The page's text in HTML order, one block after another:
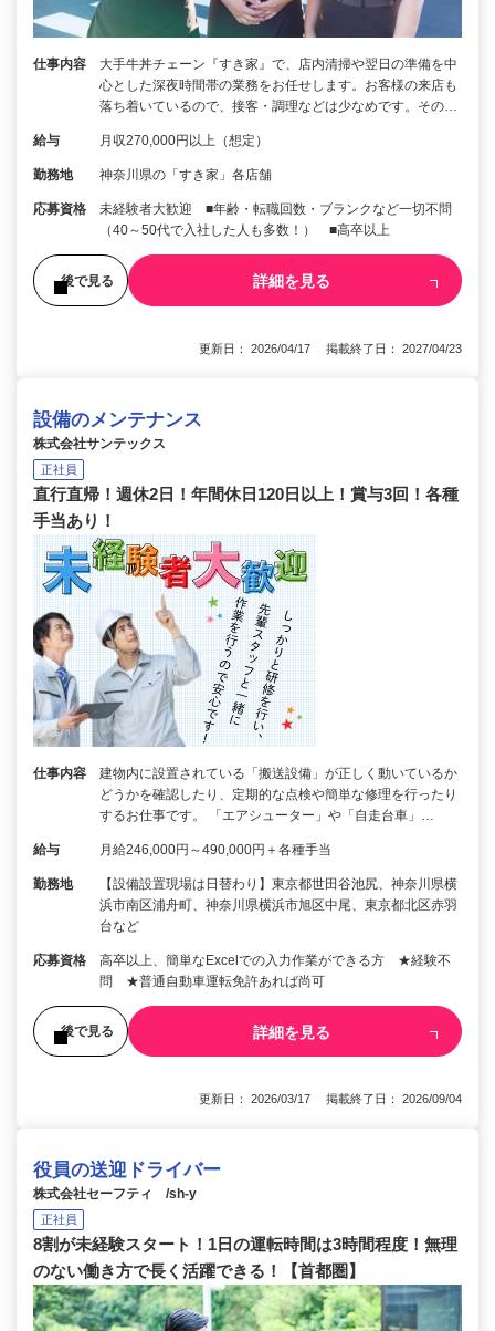
仕事内容
大手牛丼チェーン『すき家』で、店内清掃や翌日の準備を中
心とした深夜時間帯の業務をお任せします。お客様の来店も
落ち着いているので、接客・調理などは少なめです。その…
給与 月収270,000円以上（想定）
勤務地 神奈川県の「すき家」各店舗
応募資格
未経験者大歓迎 ■年齢・転職回数・ブランクなど一切不問
（40～50代で入社した人も多数！） ■高卒以上
後で見る 詳細を見る
更新日： 2026/04/17 掲載終了日： 2027/04/23
設備のメンテナンス
株式会社サンテックス
正社員
直行直帰！週休2日！年間休日120日以上！賞与3回！各種
手当あり！
仕事内容
建物内に設置されている「搬送設備」が正しく動いているか
どうかを確認したり、定期的な点検や簡単な修理を行ったり
するお仕事です。 「エアシューター」や「自走台車」…
給与 月給246,000円～490,000円＋各種手当
勤務地
【設備設置現場は日替わり】東京都世田谷池尻、神奈川県横
浜市南区浦舟町、神奈川県横浜市旭区中尾、東京都北区赤羽
台など
応募資格
高卒以上、簡単なExcelでの入力作業ができる方 ★経験不
問 ★普通自動車運転免許あれば尚可
後で見る 詳細を見る
更新日： 2026/03/17 掲載終了日： 2026/09/04
役員の送迎ドライバー
株式会社セーフティ /sh-y
正社員
8割が未経験スタート！1日の運転時間は3時間程度！無理
のない働き方で長く活躍できる！【首都圏】